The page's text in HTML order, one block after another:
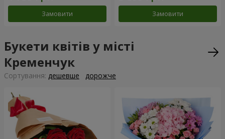
Замовити Замовити
Букети квітів у місті
Кременчук
Сортування: дешевше дорожче